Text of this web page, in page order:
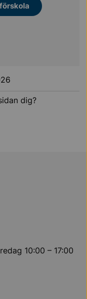
dig?
10:00 – 17:00